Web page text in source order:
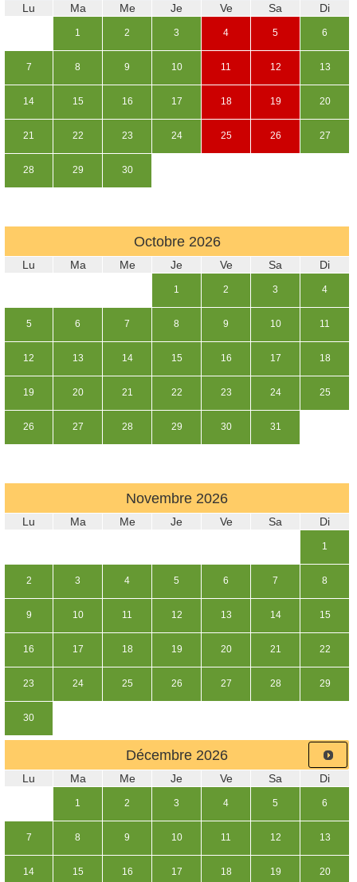
Lu Ma Me Je Ve Sa Di
1 2 3 4 5 6
7 8 9 10 11 12 13
14 15 16 17 18 19 20
21 22 23 24 25 26 27
28 29 30
Octobre 2026
Lu Ma Me Je Ve Sa Di
1 2 3 4
5 6 7 8 9 10 11
12 13 14 15 16 17 18
19 20 21 22 23 24 25
26 27 28 29 30 31
Novembre 2026
Lu Ma Me Je Ve Sa Di
1
2 3 4 5 6 7 8
9 10 11 12 13 14 15
16 17 18 19 20 21 22
23 24 25 26 27 28 29
30
Décembre 2026
Lu Ma Me Je Ve Sa Di
1 2 3 4 5 6
7 8 9 10 11 12 13
14 15 16 17 18 19 20